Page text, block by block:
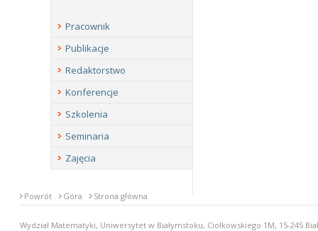
Pracownik
Publikacje
Redaktorstwo
Konferencje
Szkolenia
Seminaria
Zajęcia
Powrót Góra Strona główna
Wydział Matematyki, Uniwersytet w Białymstoku, Ciołkowskiego 1M, 15-245